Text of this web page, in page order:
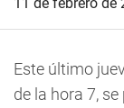
Este último
de la hora 7,